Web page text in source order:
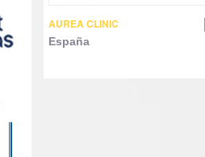
AUREA CLINIC
España